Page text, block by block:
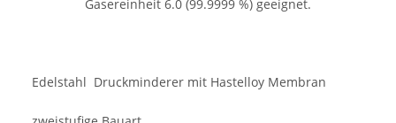
Gasereinheit 6.0 (99.9999 %) geeignet.
Edelstahl Druckminderer mit Hastelloy Membran